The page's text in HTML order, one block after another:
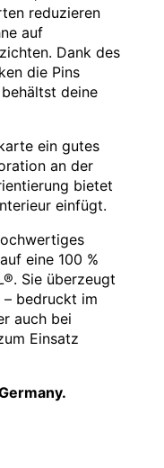
reduzieren
auf
Dank des
die Pins
deine
ein gutes
an der
bietet
einfügt.
eine 100 %
Sie überzeugt
bedruckt im
auch bei
Einsatz